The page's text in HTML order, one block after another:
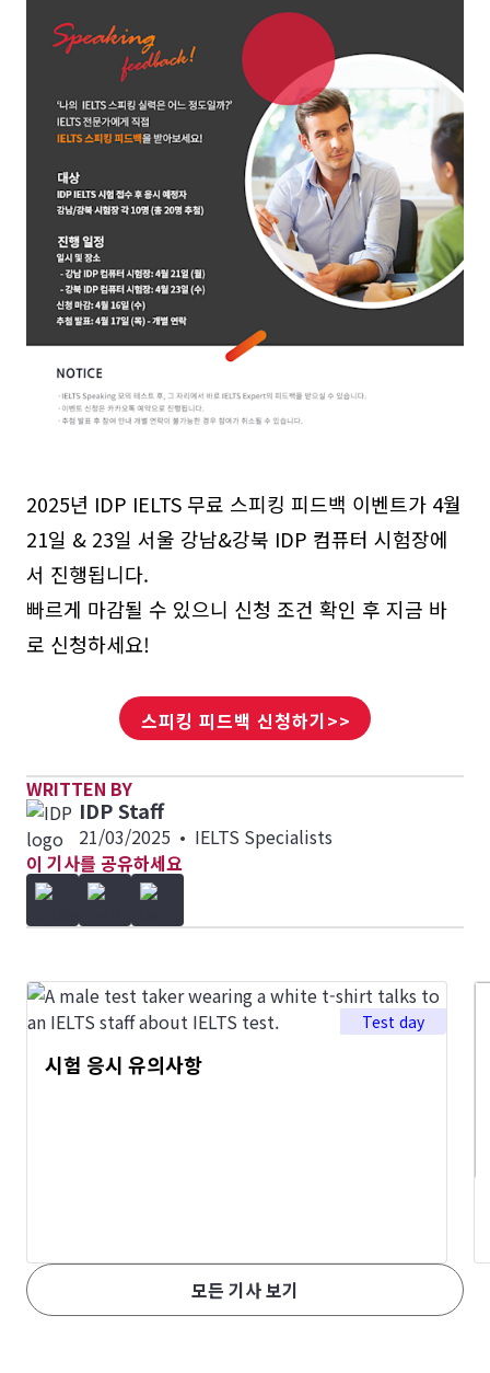
2025년 IDP IELTS 무료 스피킹 피드백 이벤트가 4월
21일 & 23일 서울 강남&강북 IDP 컴퓨터 시험장에
서 진행됩니다.
빠르게 마감될 수 있으니 신청 조건 확인 후 지금 바
로 신청하세요!
스피킹 피드백 신청하기>>
WRITTEN BY
IDP Staff
21/03/2025 • IELTS Specialists
이 기사를 공유하세요
모든 기사 보기
Test day
시험 응시 유의사항